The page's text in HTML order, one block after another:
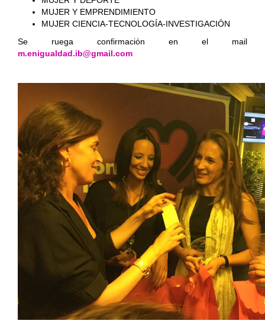
MUJER Y EMPRENDIMIENTO
MUJER CIENCIA-TECNOLOGÍA-INVESTIGACIÓN
Se ruega confirmación en el mail
m.enigualdad.ib@gmail.com